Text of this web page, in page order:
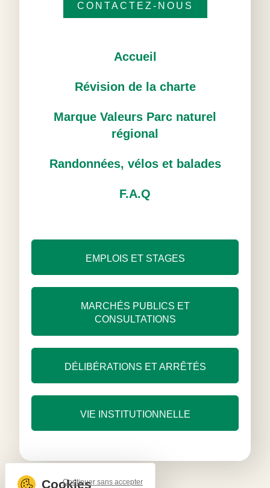
CONTACTEZ-NOUS
Accueil
Révision de la charte
Marque Valeurs Parc naturel
régional
Randonnées, vélos et balades
F.A.Q
EMPLOIS ET STAGES
MARCHÉS PUBLICS ET
CONSULTATIONS
DÉLIBÉRATIONS ET ARRÊTÉS
VIE INSTITUTIONNELLE
Continuer sans accepter